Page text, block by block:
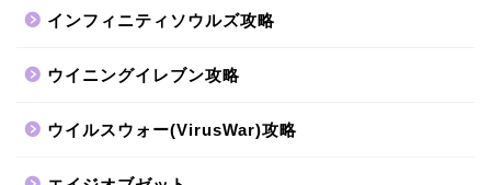
インフィニティソウルズ攻略
ウイニングイレブン攻略
ウイルスウォー(VirusWar)攻略